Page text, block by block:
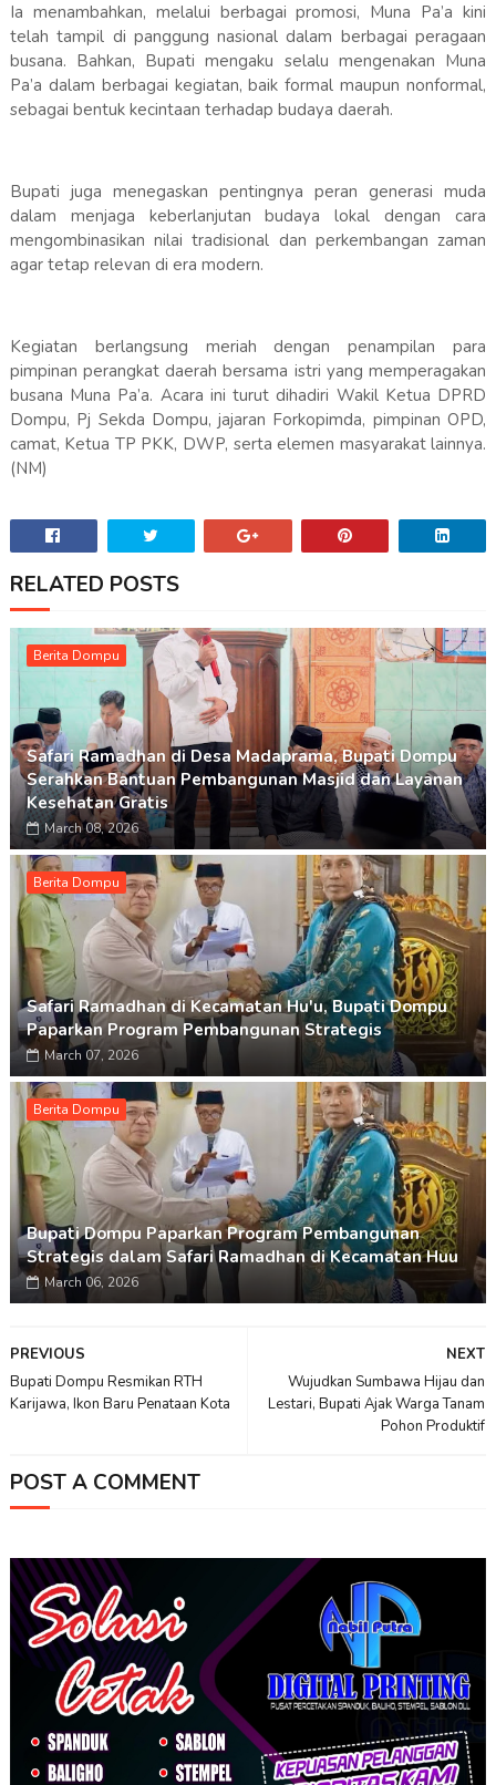
Ia menambahkan, melalui berbagai promosi, Muna Pa’a kini
telah tampil di panggung nasional dalam berbagai peragaan
busana. Bahkan, Bupati mengaku selalu mengenakan Muna
Pa’a dalam berbagai kegiatan, baik formal maupun nonformal,
sebagai bentuk kecintaan terhadap budaya daerah.
Bupati juga menegaskan pentingnya peran generasi muda
dalam menjaga keberlanjutan budaya lokal dengan cara
mengombinasikan nilai tradisional dan perkembangan zaman
agar tetap relevan di era modern.
Kegiatan berlangsung meriah dengan penampilan para
pimpinan perangkat daerah bersama istri yang memperagakan
busana Muna Pa’a. Acara ini turut dihadiri Wakil Ketua DPRD
Dompu, Pj Sekda Dompu, jajaran Forkopimda, pimpinan OPD,
camat, Ketua TP PKK, DWP, serta elemen masyarakat lainnya.
(NM)
RELATED POSTS
Berita Dompu
Safari Ramadhan di Desa Madaprama, Bupati Dompu
Serahkan Bantuan Pembangunan Masjid dan Layanan
Kesehatan Gratis
March 08, 2026
Berita Dompu
Safari Ramadhan di Kecamatan Hu'u, Bupati Dompu
Paparkan Program Pembangunan Strategis
March 07, 2026
Berita Dompu
Bupati Dompu Paparkan Program Pembangunan
Strategis dalam Safari Ramadhan di Kecamatan Huu
March 06, 2026
NEXT
Wujudkan Sumbawa Hijau dan
Lestari, Bupati Ajak Warga Tanam
Pohon Produktif
PREVIOUS
Bupati Dompu Resmikan RTH
Karijawa, Ikon Baru Penataan Kota
POST A COMMENT